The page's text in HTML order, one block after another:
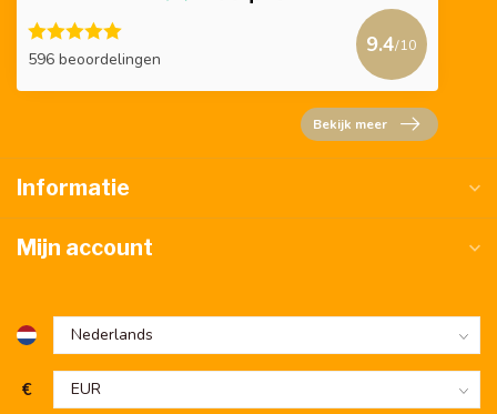
596 beoordelingen
9.4/10
Bekijk meer
Informatie
Mijn account
€